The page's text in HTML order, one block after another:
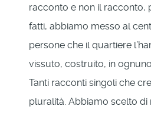
racconto e non il racconto,
fatti, abbiamo messo al
persone che il quartiere
vissuto, costruito, in
Tanti racconti singoli che
pluralità. Abbiamo scelto di